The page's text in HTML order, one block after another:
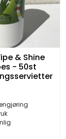
& Shine
- 50st